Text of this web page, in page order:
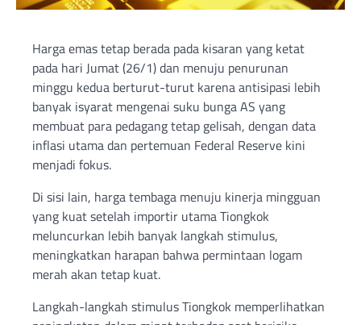
Harga emas tetap berada pada kisaran yang ketat
pada hari Jumat (26/1) dan menuju penurunan
minggu kedua berturut-turut karena antisipasi lebih
banyak isyarat mengenai suku bunga AS yang
membuat para pedagang tetap gelisah, dengan data
inflasi utama dan pertemuan Federal Reserve kini
menjadi fokus.
Di sisi lain, harga tembaga menuju kinerja mingguan
yang kuat setelah importir utama Tiongkok
meluncurkan lebih banyak langkah stimulus,
meningkatkan harapan bahwa permintaan logam
merah akan tetap kuat.
Langkah-langkah stimulus Tiongkok memperlihatkan